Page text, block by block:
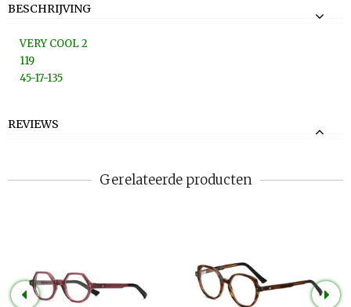
BESCHRIJVING
VERY COOL 2
119
45-17-135
REVIEWS
Gerelateerde producten